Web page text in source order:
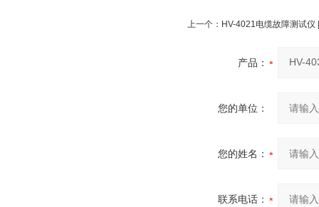
上一个： HV-4021电缆故障测试仪
产品：
您的单位：
您的姓名：
联系电话：